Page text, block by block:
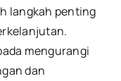
langkah penting
mengurangi
dan